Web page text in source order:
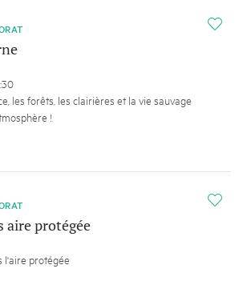
i
les forêts, les clairières et la vie sauvage
!
i
aire protégée
l'aire protégée